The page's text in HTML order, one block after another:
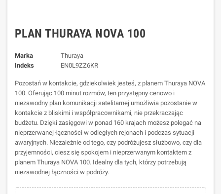
PLAN THURAYA NOVA 100
Marka
Thuraya
Indeks
EN0L9ZZ6KR
Pozostań w kontakcie, gdziekolwiek jesteś, z planem Thuraya NOVA
100. Oferując 100 minut rozmów, ten przystępny cenowo i
niezawodny plan komunikacji satelitarnej umożliwia pozostanie w
kontakcie z bliskimi i współpracownikami, nie przekraczając
budżetu. Dzięki zasięgowi w ponad 160 krajach możesz polegać na
nieprzerwanej łączności w odległych rejonach i podczas sytuacji
awaryjnych. Niezależnie od tego, czy podróżujesz służbowo, czy dla
przyjemności, ciesz się spokojem i nieprzerwanym kontaktem z
planem Thuraya NOVA 100. Idealny dla tych, którzy potrzebują
niezawodnej łączności w podróży.